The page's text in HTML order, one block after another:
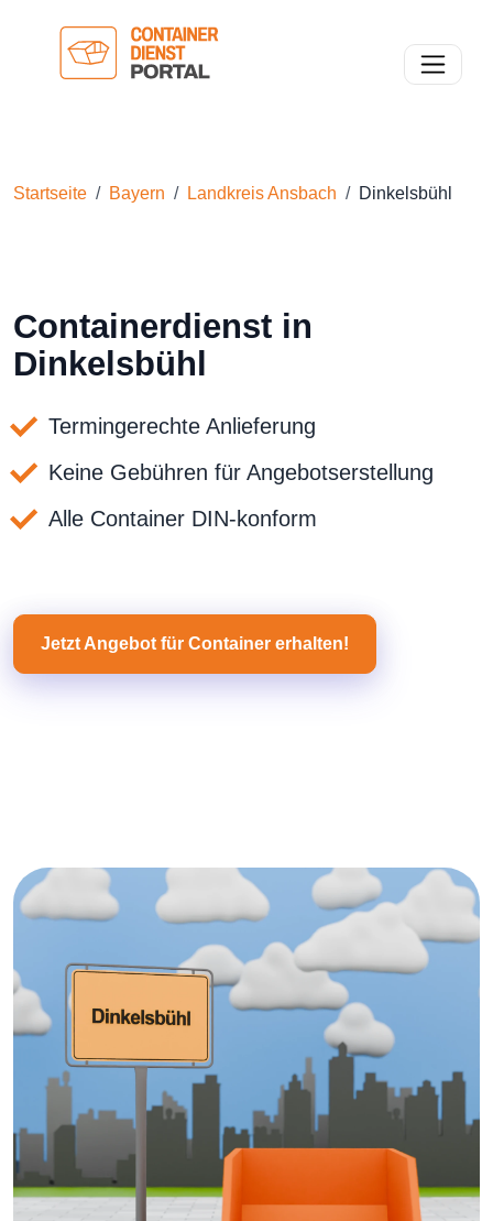
Toggle
Startseite Bayern Landkreis Ansbach Dinkelsbühl
Containerdienst in
Dinkelsbühl
Termingerechte Anlieferung
Keine Gebühren für Angebotserstellung
Alle Container DIN-konform
Jetzt Angebot für Container erhalten!